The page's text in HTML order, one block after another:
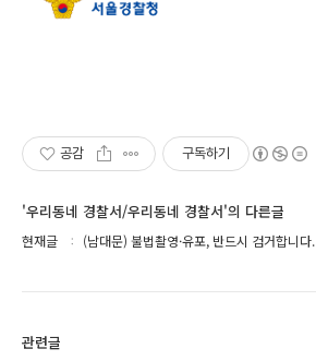
공감 구독하기
'우리동네 경찰서/우리동네 경찰서'의 다른글
현재글 (남대문) 불법촬영·유포, 반드시 검거합니다.
관련글